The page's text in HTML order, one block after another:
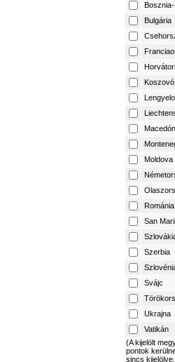
Bulgária
Koszovó
Moldova
Románia
San
Szerbia
Svájc
Ukrajna
Vatikán
(A kijelölt
pontok
sincs